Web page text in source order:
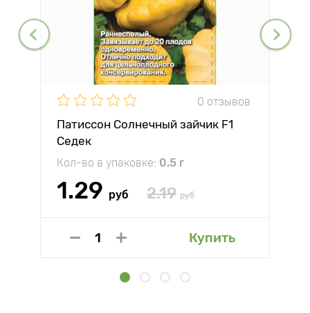
0 отзывов
Патиссон Солнечный зайчик F1
Седек
Кол-во в упаковке: 0.5 г
1.29 руб 2.19 руб
Купить